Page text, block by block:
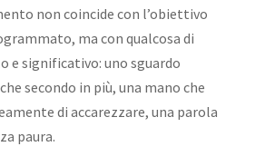
non coincide con l’obiettivo
ma con qualcosa di
e significativo: uno sguardo
secondo in più, una mano che
di accarezzare, una parola
paura.